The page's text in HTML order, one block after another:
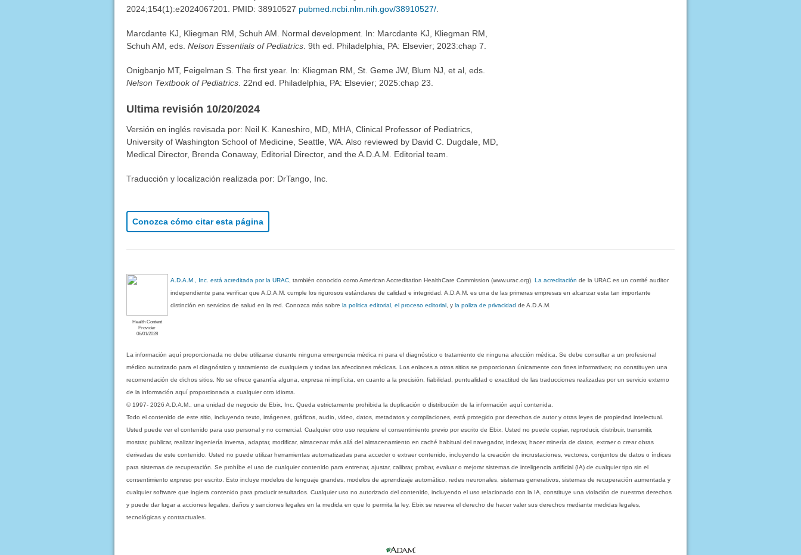
2024;154(1):e2024067201. PMID: 38910527 pubmed.ncbi.nlm.nih.gov/38910527/.
Marcdante KJ, Kliegman RM, Schuh AM. Normal development. In: Marcdante KJ, Kliegman RM,
Schuh AM, eds. Nelson Essentials of Pediatrics. 9th ed. Philadelphia, PA: Elsevier; 2023:chap 7.
Onigbanjo MT, Feigelman S. The first year. In: Kliegman RM, St. Geme JW, Blum NJ, et al, eds.
Nelson Textbook of Pediatrics. 22nd ed. Philadelphia, PA: Elsevier; 2025:chap 23.
Ultima revisión 10/20/2024
Versión en inglés revisada por: Neil K. Kaneshiro, MD, MHA, Clinical Professor of Pediatrics,
University of Washington School of Medicine, Seattle, WA. Also reviewed by David C. Dugdale, MD,
Medical Director, Brenda Conaway, Editorial Director, and the A.D.A.M. Editorial team.
Traducción y localización realizada por: DrTango, Inc.
Conozca cómo citar esta página
Health Content
Provider
06/01/2028
A.D.A.M., Inc. está acreditada por la URAC , también conocido como American Accreditation HealthCare Commission (www.urac.org).La acreditación de la URAC es un comité auditor
independiente para verificar que A.D.A.M. cumple los rigurosos estándares de calidad e integridad. A.D.A.M. es una de las primeras empresas en alcanzar esta tan importante
distinción en servicios de salud en la red. Conozca más sobrela politica editorial, el proceso editorial , yla poliza de privacidad de A.D.A.M.
La información aquí proporcionada no debe utilizarse durante ninguna emergencia médica ni para el diagnóstico o tratamiento de ninguna afección médica. Se debe consultar a un profesional
médico autorizado para el diagnóstico y tratamiento de cualquiera y todas las afecciones médicas. Los enlaces a otros sitios se proporcionan únicamente con fines informativos; no constituyen una
recomendación de dichos sitios. No se ofrece garantía alguna, expresa ni implícita, en cuanto a la precisión, fiabilidad, puntualidad o exactitud de las traducciones realizadas por un servicio externo
de la información aquí proporcionada a cualquier otro idioma.
© 1997- 2026 A.D.A.M., una unidad de negocio de Ebix, Inc. Queda estrictamente prohibida la duplicación o distribución de la información aquí contenida.
Todo el contenido de este sitio, incluyendo texto, imágenes, gráficos, audio, video, datos, metadatos y compilaciones, está protegido por derechos de autor y otras leyes de propiedad intelectual.
Usted puede ver el contenido para uso personal y no comercial. Cualquier otro uso requiere el consentimiento previo por escrito de Ebix. Usted no puede copiar, reproducir, distribuir, transmitir,
mostrar, publicar, realizar ingeniería inversa, adaptar, modificar, almacenar más allá del almacenamiento en caché habitual del navegador, indexar, hacer minería de datos, extraer o crear obras
derivadas de este contenido. Usted no puede utilizar herramientas automatizadas para acceder o extraer contenido, incluyendo la creación de incrustaciones, vectores, conjuntos de datos o índices
para sistemas de recuperación. Se prohíbe el uso de cualquier contenido para entrenar, ajustar, calibrar, probar, evaluar o mejorar sistemas de inteligencia artificial (IA) de cualquier tipo sin el
consentimiento expreso por escrito. Esto incluye modelos de lenguaje grandes, modelos de aprendizaje automático, redes neuronales, sistemas generativos, sistemas de recuperación aumentada y
cualquier software que ingiera contenido para producir resultados. Cualquier uso no autorizado del contenido, incluyendo el uso relacionado con la IA, constituye una violación de nuestros derechos
y puede dar lugar a acciones legales, daños y sanciones legales en la medida en que lo permita la ley. Ebix se reserva el derecho de hacer valer sus derechos mediante medidas legales,
tecnológicas y contractuales.